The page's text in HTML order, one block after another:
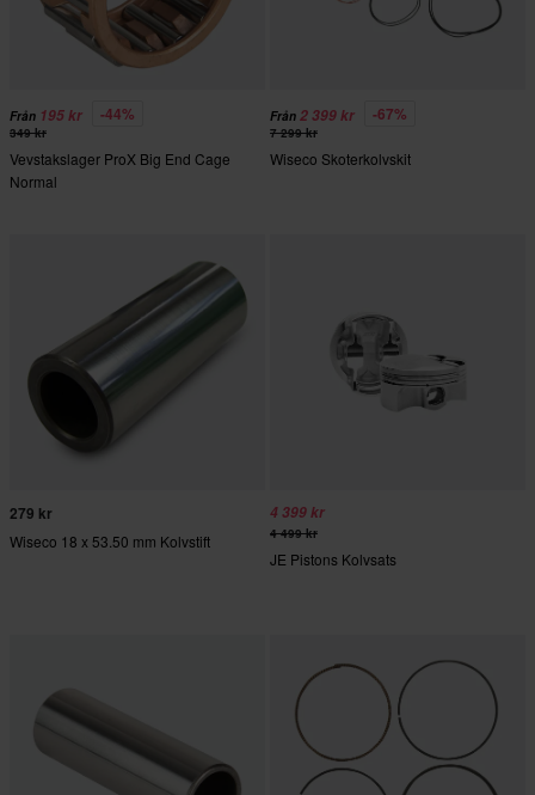
Från 195 kr -44%
349 kr
Vevstakslager ProX Big End Cage
Normal
Från 2 399 kr -67%
7 299 kr
Wiseco Skoterkolvskit
279 kr
Wiseco 18 x 53.50 mm Kolvstift
4 399 kr
4 499 kr
JE Pistons Kolvsats